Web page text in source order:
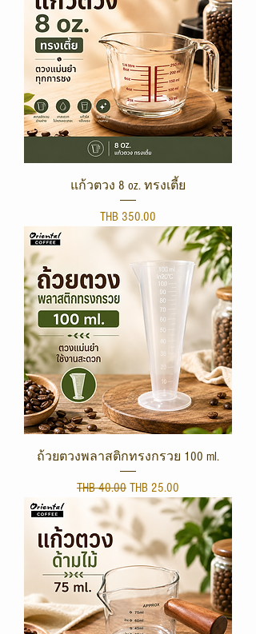
แก้วตวง 8 oz. ทรงเตี้ย
Price
THB 350.00
ถ้วยตวงพลาสติกทรงกรวย 100 ml.
Regular Price
THB 40.00 Sale Price
THB 25.00